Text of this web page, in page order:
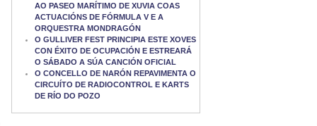
AO PASEO MARÍTIMO DE XUVIA COAS
ACTUACIÓNS DE FÓRMULA V E A
ORQUESTRA MONDRAGÓN
O GULLIVER FEST PRINCIPIA ESTE XOVES
CON ÉXITO DE OCUPACIÓN E ESTREARÁ
O SÁBADO A SÚA CANCIÓN OFICIAL
O CONCELLO DE NARÓN REPAVIMENTA O
CIRCUÍTO DE RADIOCONTROL E KARTS
DE RÍO DO POZO